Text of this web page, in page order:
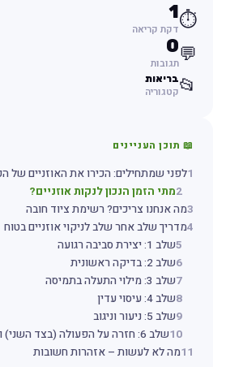
⏱️
1
דקת קריאה
💬
0
תגובות
📂בריאות
קטגוריה
📖 תוכן העניינים
לפני שמתחילים: הכירו את האוזניים של
2מתי הזמן הנכון לנקות אוזניים?
מה אנחנו צריכים? רשימת ציוד חובה
מדריך שלב אחר שלב לניקוי אוזניים בטוח
שלב 1: יצירת סביבה רגועה
6שלב 2: בדיקה ראשונית
7שלב 3: מילוי התעלה בתמיסה
8שלב 4: עיסוי עדין
9שלב 5: ניעור וניגוב
10שלב 6: חזרה על הפעולה (בצד השני) וחיזוק חיובי
11מה לא לעשות – אזהרות חשובות